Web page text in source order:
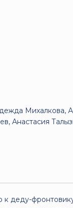
Михалкова,
Анастасия
деду-